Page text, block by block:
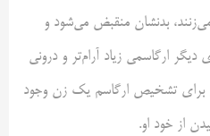
بدنشان منقبض می‌شود و
ارگاسمی زیاد آرام‌تر و درونی
برای تشخیص ارگاسم یک زن وجود
از خود او.